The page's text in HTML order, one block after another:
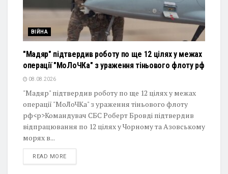
ВІЙНА
"Мадяр" підтвердив роботу по ще 12 цілях у межах
операції "МоЛоЧКа" з ураження тіньового флоту рф
08.08.2026
"Мадяр" підтвердив роботу по ще 12 цілях у межах
операції "МоЛоЧКа" з ураження тіньового флоту
рф<p>Командувач СБС Роберт Бровді підтвердив
відпрацювання по 12 цілях у Чорному та Азовському
морях в...
READ MOREDETAILS